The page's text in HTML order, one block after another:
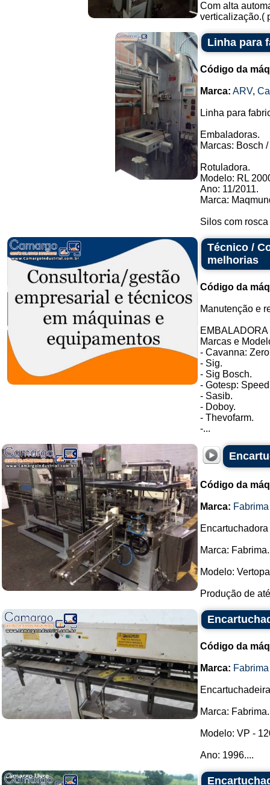
Com alta
verticalização.(
Linha para
Código da
Marca: ARV,
Linha para
Embaladoras.
Marcas: Bosch
Rotuladora.
Modelo: RL
Ano: 11/2011.
Marca:
Silos com
Técnico /
melhorias
Código da
Manutenção e
Marcas e
- Cavanna:
- Sig.
- Sig Bosch.
- Gotesp:
- Sasib.
- Doboy.
- Thevofarm.
-...
Código da
Marca: Fabrima
Marca: Fabrima.
Modelo:
Produção de
Código da
Marca: Fabrima
Marca: Fabrima.
Modelo: VP -
Ano: 1996....